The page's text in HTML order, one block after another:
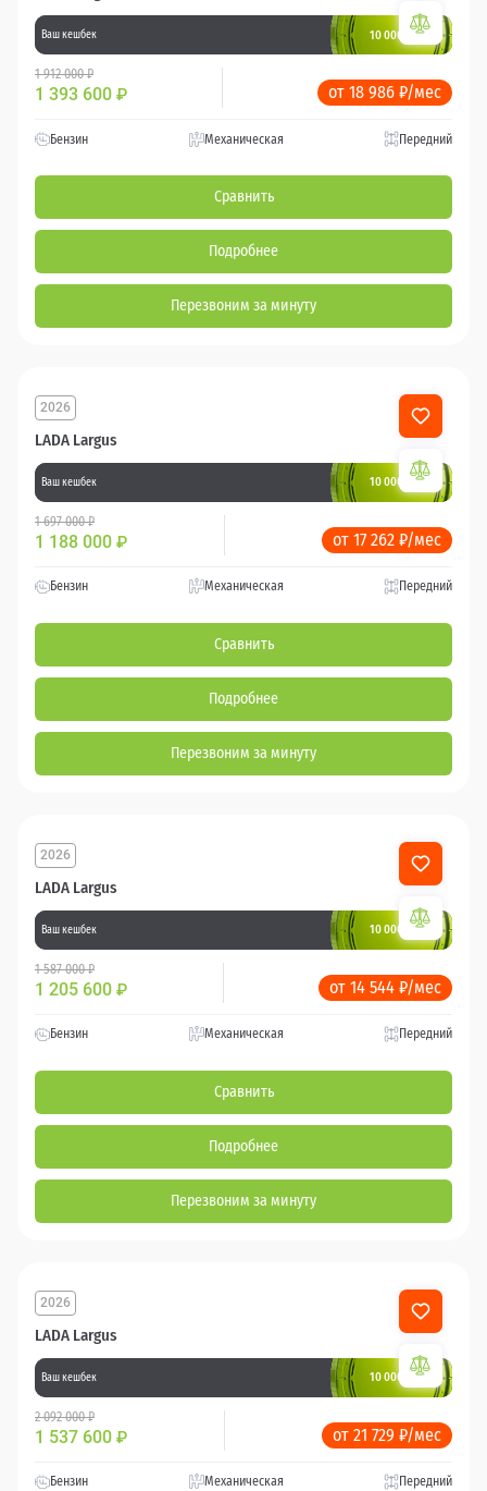
Ваш кешбек 10 000 баллов
1 912 000 ₽
1 393 600 ₽ от 18 986 ₽/мес
Бензин Механическая Передний
Сравнить
Подробнее
Перезвоним за минуту
LADA Largus
2026
Ваш кешбек 10 000 баллов
1 697 000 ₽
1 188 000 ₽ от 17 262 ₽/мес
Бензин Механическая Передний
Сравнить
Подробнее
Перезвоним за минуту
LADA Largus
2026
Ваш кешбек 10 000 баллов
1 587 000 ₽
1 205 600 ₽ от 14 544 ₽/мес
Бензин Механическая Передний
Сравнить
Подробнее
Перезвоним за минуту
LADA Largus
2026
Ваш кешбек 10 000 баллов
2 092 000 ₽
1 537 600 ₽ от 21 729 ₽/мес
Бензин Механическая Передний